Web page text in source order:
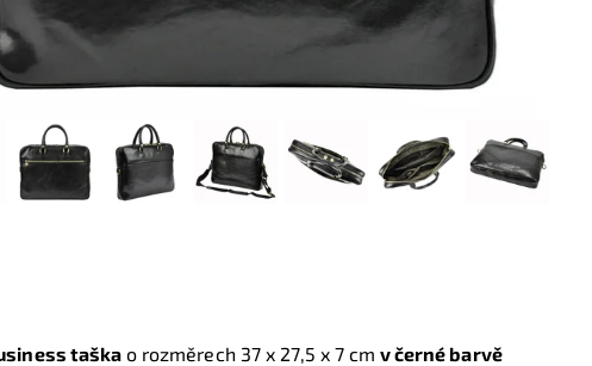
taška o rozměrech 37 x 27,5 x 7 cm v černé barvě